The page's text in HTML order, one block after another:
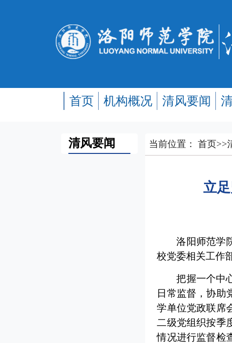
首页 机构概况 清风要闻
清风要闻 当前位置：首页>>
立
洛阳师范学
校党委相关工作
把握一个中
日常监督，协助
学单位党政联席
二级党组织按季
情况进行监督检